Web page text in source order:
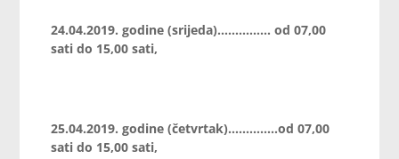
24.04.2019. godine (srijeda)…………… od 07,00
sati do 15,00 sati,
25.04.2019. godine (četvrtak)…………..od 07,00
sati do 15,00 sati,